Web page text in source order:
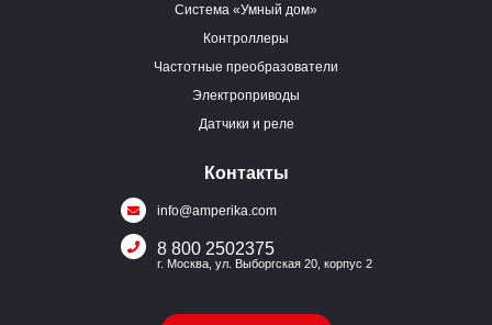
Система «Умный дом»
Контроллеры
Частотные преобразователи
Электроприводы
Датчики и реле
Контакты
info@amperika.com
8 800 2502375
г. Москва, ул. Выборгская 20, корпус 2